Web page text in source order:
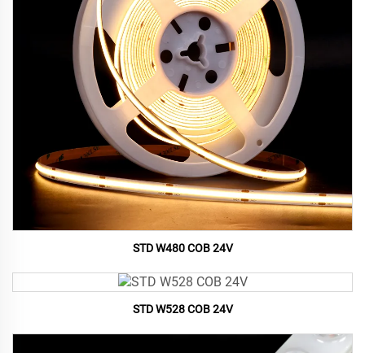
STD W480 COB 24V
STD W528 COB 24V